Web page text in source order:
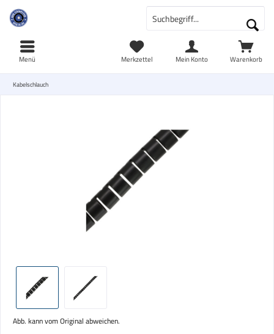
Warenkorb
Merkzettel Mein Konto
Menü
Kabelschlauch
Abb. kann vom Original abweichen.